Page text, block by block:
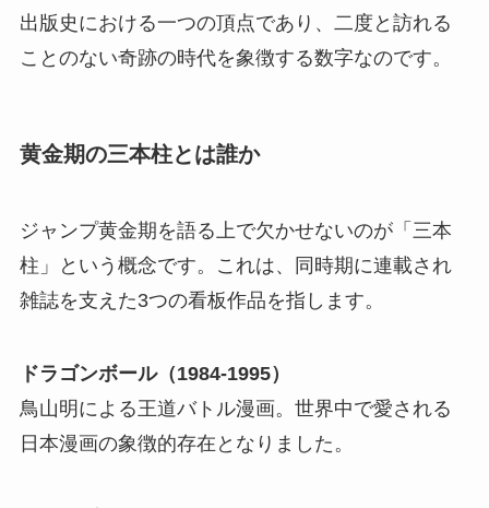
出版史における一つの頂点であり、二度と訪れる
ことのない奇跡の時代を象徴する数字なのです。
黄金期の三本柱とは誰か
ジャンプ黄金期を語る上で欠かせないのが「三本
柱」という概念です。これは、同時期に連載され
雑誌を支えた3つの看板作品を指します。
ドラゴンボール（1984-1995）
鳥山明による王道バトル漫画。世界中で愛される
日本漫画の象徴的存在となりました。